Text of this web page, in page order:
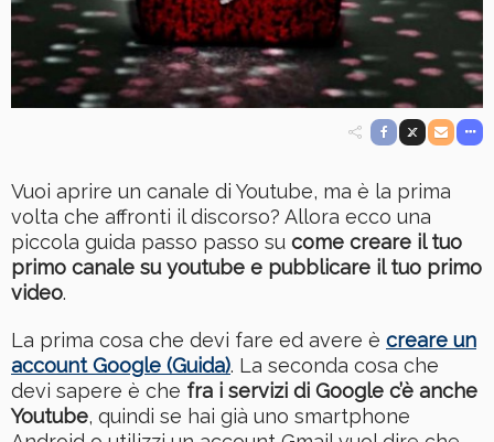
Vuoi aprire un canale di Youtube, ma è la prima
volta che affronti il discorso? Allora ecco una
piccola guida passo passo su come creare il tuo
primo canale su youtube e pubblicare il tuo primo
video.
La prima cosa che devi fare ed avere è creare un
account Google (Guida). La seconda cosa che
devi sapere è che fra i servizi di Google c’è anche
Youtube, quindi se hai già uno smartphone